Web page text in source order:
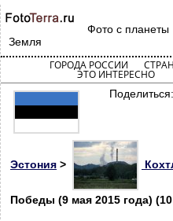
Фото с планеты
Земля
ГОРОДА РОССИИ
ЭТО ИНТЕРЕСНО
Поделиться:
Эстония >
Победы (9 мая 2015 года)